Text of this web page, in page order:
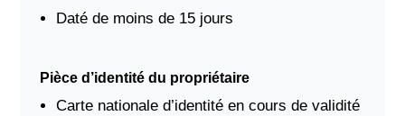
Daté de moins de 15 jours
Pièce d’identité du propriétaire
Carte nationale d’identité en cours de validité